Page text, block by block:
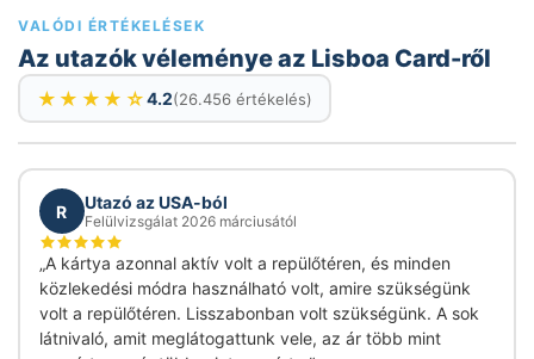
VALÓDI ÉRTÉKELÉSEK
Az utazók véleménye az Lisboa Card-ről
★ ★ ★ ★ ☆4.2 26.456 értékelés
R Utazó az USA-ból
Felülvizsgálat 2026 márciusától
„A kártya azonnal aktív volt a repülőtéren, és minden
közlekedési módra használható volt, amire szükségünk
volt a repülőtéren. Lisszabonban volt szükségünk. A sok
látnivaló, amit meglátogattunk vele, az ár több mint